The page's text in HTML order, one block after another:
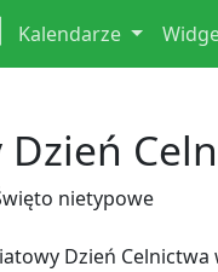
Kalendarze
Dzień
nietypowe
Dzień Celnictwa